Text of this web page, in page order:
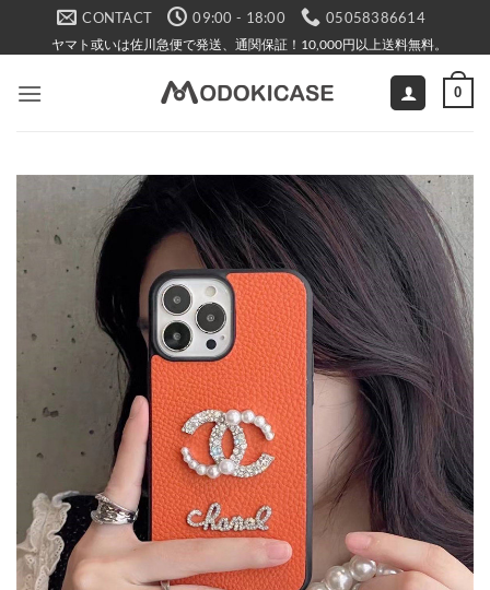
CONTACT 09:00 - 18:00 05058386614
ヤマト或いは佐川急便で発送、通関保証！10,000円以上送料無料。
0